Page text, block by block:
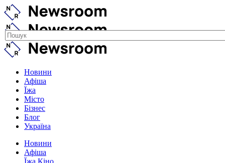
Новини
Афіша
Їжа
Місто
Бізнес
Блог
Україна
Новини
Афіша
Їжа Кіно